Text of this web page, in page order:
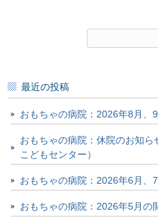
索:
最近の投稿
おもちゃの病院：2026年8月、
おもちゃの病院：休院のお知
こどもセンター）
おもちゃの病院：2026年6月、
おもちゃの病院：2026年5月の